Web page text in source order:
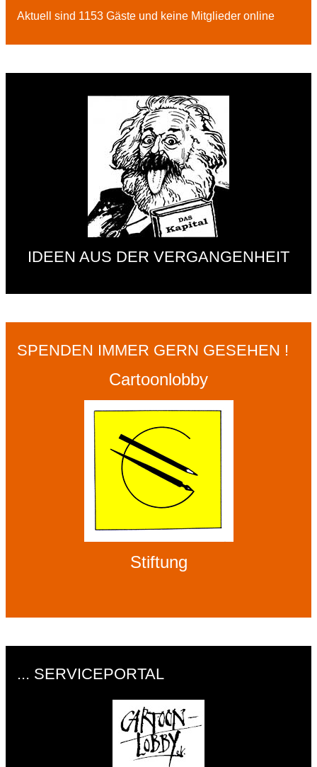
Aktuell sind 1153 Gäste und keine Mitglieder online
IDEEN AUS DER VERGANGENHEIT
SPENDEN IMMER GERN GESEHEN !
Cartoonlobby
Stiftung
... SERVICEPORTAL